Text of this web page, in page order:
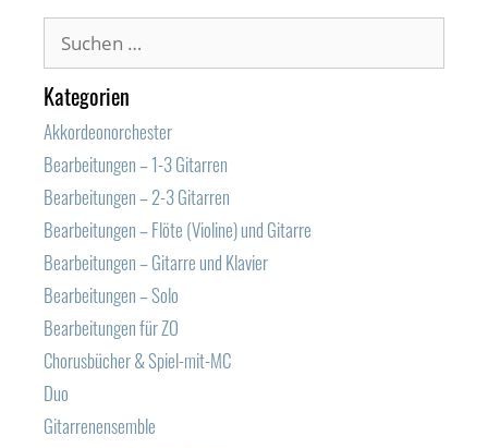
nach:
Kategorien
Akkordeonorchester
Bearbeitungen – 1-3 Gitarren
Bearbeitungen – 2-3 Gitarren
Bearbeitungen – Flöte (Violine) und Gitarre
Bearbeitungen – Gitarre und Klavier
Bearbeitungen – Solo
Bearbeitungen für ZO
Chorusbücher & Spiel-mit-MC
Duo
Gitarrenensemble